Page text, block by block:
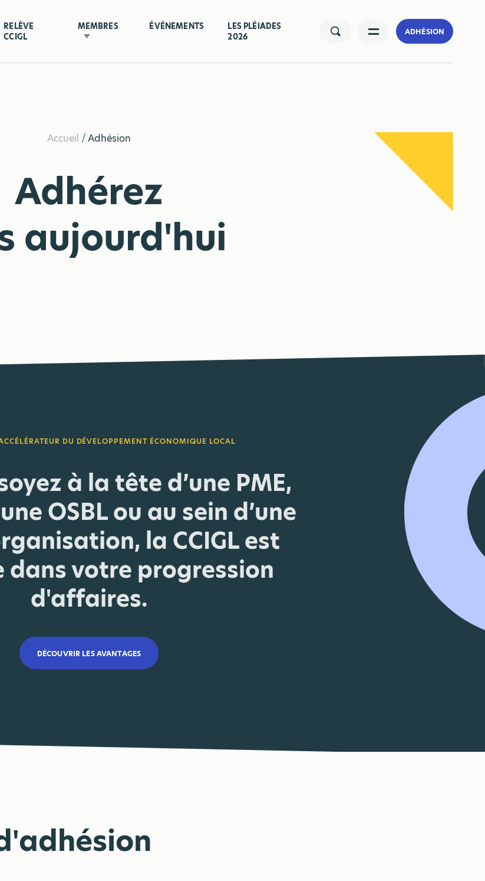
RELÈVE
CCIGL
MEMBRES ÉVÉNEMENTS
LES PLÉIADES
2026
ADHÉSION
Accueil /Adhésion
Adhérez
aujourd'hui
DU DÉVELOPPEMENT ÉCONOMIQUE LOCAL
à la tête d’une PME,
OSBL ou au sein d’une
la CCIGL est
dans votre progression
d'affaires.
DÉCOUVRIR LES AVANTAGES